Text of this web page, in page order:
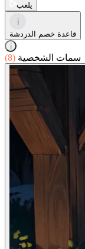
يلعب
i
قاعدة خصم الدردشة
i
سمات الشخصية (8)